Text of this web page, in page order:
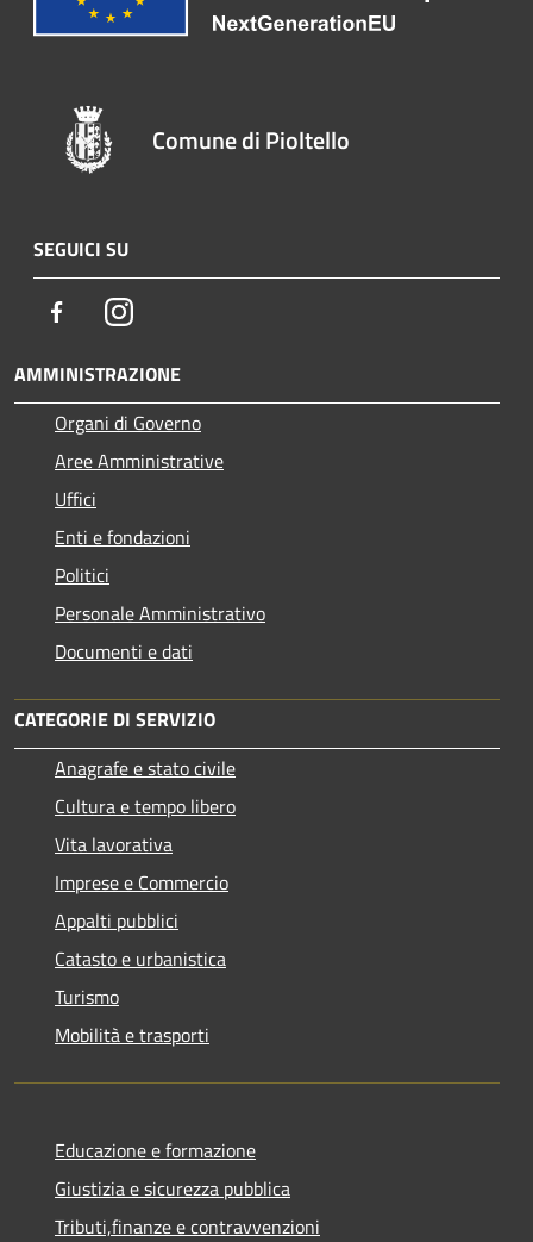
Comune di Pioltello
SEGUICI SU
FacebookInstagram
AMMINISTRAZIONE
Organi di Governo
Aree Amministrative
Uffici
Enti e fondazioni
Politici
Personale Amministrativo
Documenti e dati
CATEGORIE DI SERVIZIO
Anagrafe e stato civile
Cultura e tempo libero
Vita lavorativa
Imprese e Commercio
Appalti pubblici
Catasto e urbanistica
Turismo
Mobilità e trasporti
Educazione e formazione
Giustizia e sicurezza pubblica
Tributi,finanze e contravvenzioni